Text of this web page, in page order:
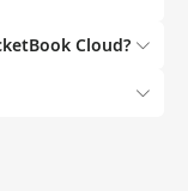
Cloud?